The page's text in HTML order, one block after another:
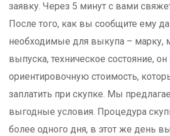
заявку. Через 5 минут с вами
После того, как вы сообщите ему
необходимые для выкупа – марку,
выпуска, техническое состояние, он
ориентировочную стоимость,
заплатить при скупке. Мы
выгодные условия. Процедура
более одного дня, в этот же день